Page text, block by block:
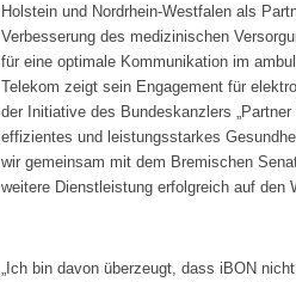
Holstein und Nordrhein-Westfalen als
Verbesserung des medizinischen
für eine optimale Kommunikation im
Telekom zeigt sein Engagement für
der Initiative des Bundeskanzlers
effizientes und leistungsstarkes
wir gemeinsam mit dem Bremischen
weitere Dienstleistung erfolgreich auf den
„Ich bin davon überzeugt, dass iBON